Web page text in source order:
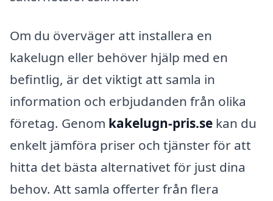
Om du överväger att installera en
kakelugn eller behöver hjälp med en
befintlig, är det viktigt att samla in
information och erbjudanden från olika
företag. Genom kakelugn-pris.se kan du
enkelt jämföra priser och tjänster för att
hitta det bästa alternativet för just dina
behov. Att samla offerter från flera